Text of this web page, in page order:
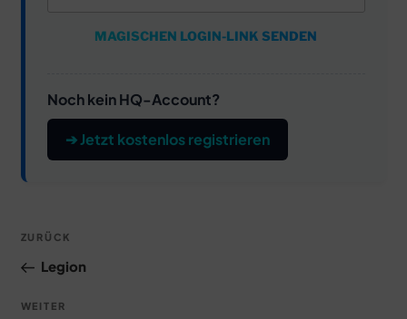
MAGISCHEN LOGIN-LINK SENDEN
Noch kein HQ-Account?
➔ Jetzt kostenlos registrieren
Beitragsnavigation
Vorheriger
Beitrag
ZURÜCK
Legion
Nächster
WEITER